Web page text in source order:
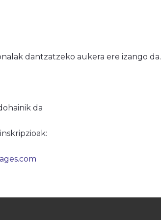
dantzatzeko aukera ere izango da.
da